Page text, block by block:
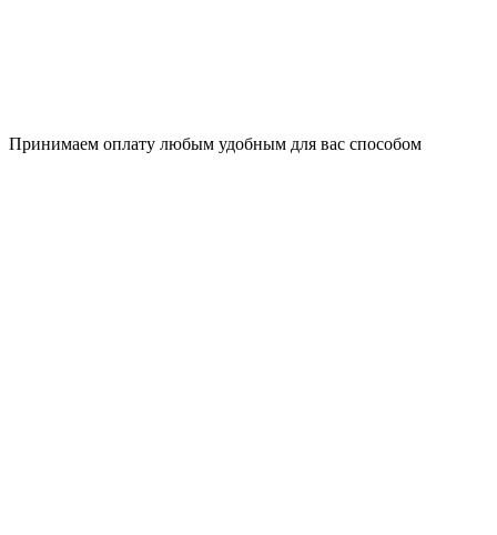
Принимаем оплату любым удобным для вас способом